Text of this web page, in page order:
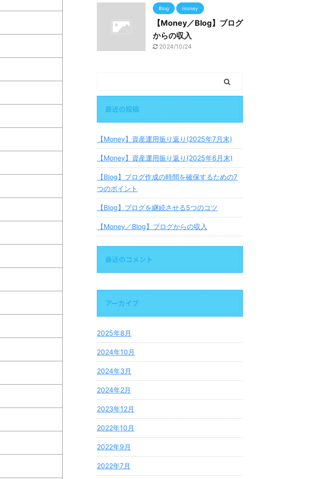
Blog money
【Money／Blog】ブログ
からの収入
2024/10/24
最近の投稿
【Money】資産運用振り返り(2025年7月末)
【Money】資産運用振り返り(2025年6月末)
【Blog】ブログ作成の時間を確保するための7
つのポイント
【Blog】ブログを継続させる5つのコツ
【Money／Blog】ブログからの収入
最近のコメント
アーカイブ
2025年8月
2024年10月
2024年3月
2024年2月
2023年12月
2022年10月
2022年9月
2022年7月